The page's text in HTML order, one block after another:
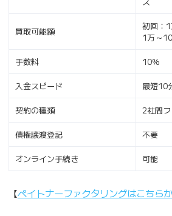
買取可能額
初回：
1万～
手数料 10％
入金スピード 最短10
契約の種類 2社間
債権譲渡登記 不要
オンライン手続き 可能
【ペイトナーファクタリングはこちら